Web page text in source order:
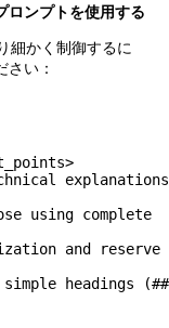
ロンプトを使用する
細かく制御するに
い：
using complete
and reserve
headings (##